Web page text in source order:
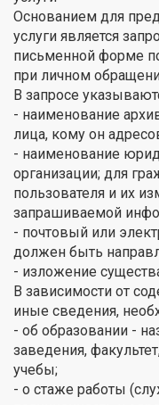
Основанием для
услуги является
письменной форме
при личном
В запросе
- наименование
лица, кому он
- наименование
организации; для
пользователя и их
запрашиваемой
- почтовый или
должен быть
- изложение
В зависимости от
иные сведения,
- об образовании -
заведения,
учебы;
- о стаже работы